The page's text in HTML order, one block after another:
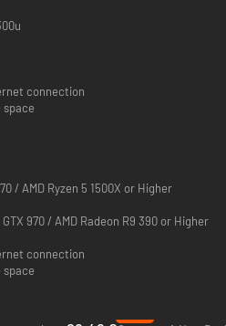
z narracją Chrisa Parnella (Rick and
i zaprezentowaną jako reality show.
szczytowymi, lub z
– od pijaków miejskich aż po straż
connection
space
/ AMD Ryzen 5 1500X or Higher
970 / AMD Radeon R9 390 or Higher
connection
space